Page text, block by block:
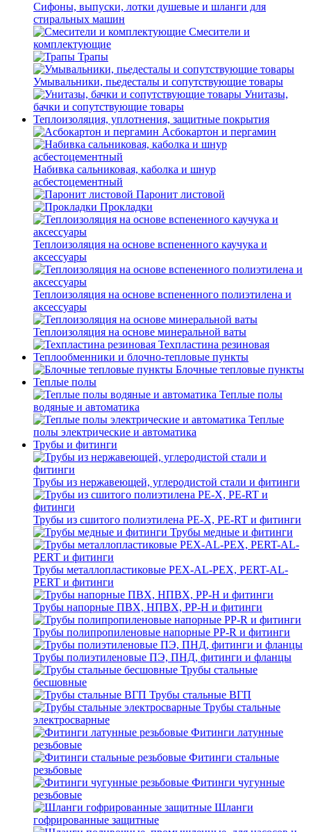
Сифоны, выпуски, лотки душевые и шланги для
стиральных машин
Смесители и
комплектующие
Трапы
Умывальники, пьедесталы и сопутствующие товары
Унитазы,
бачки и сопутствующие товары
Теплоизоляция, уплотнения, защитные покрытия
Асбокартон и пергамин
Набивка сальниковая, каболка и шнур
асбестоцементный
Паронит листовой
Прокладки
Теплоизоляция на основе вспененного каучука и
аксессуары
Теплоизоляция на основе вспененного полиэтилена и
аксессуары
Теплоизоляция на основе минеральной ваты
Техпластина резиновая
Теплообменники и блочно-тепловые пункты
Блочные тепловые пункты
Теплые полы
Теплые полы
водяные и автоматика
Теплые
полы электрические и автоматика
Трубы и фитинги
Трубы из нержавеющей, углеродистой стали и фитинги
Трубы из сшитого полиэтилена PE-X, PE-RT и фитинги
Трубы медные и фитинги
Трубы металлопластиковые PEX-AL-PEX, PERT-AL-
PERT и фитинги
Трубы напорные ПВХ, НПВХ, PP-H и фитинги
Трубы полипропиленовые напорные PP-R и фитинги
Трубы полиэтиленовые ПЭ, ПНД, фитинги и фланцы
Трубы стальные
бесшовные
Трубы стальные ВГП
Трубы стальные
электросварные
Фитинги латунные
резьбовые
Фитинги стальные
резьбовые
Фитинги чугунные
резьбовые
Шланги
гофрированные защитные